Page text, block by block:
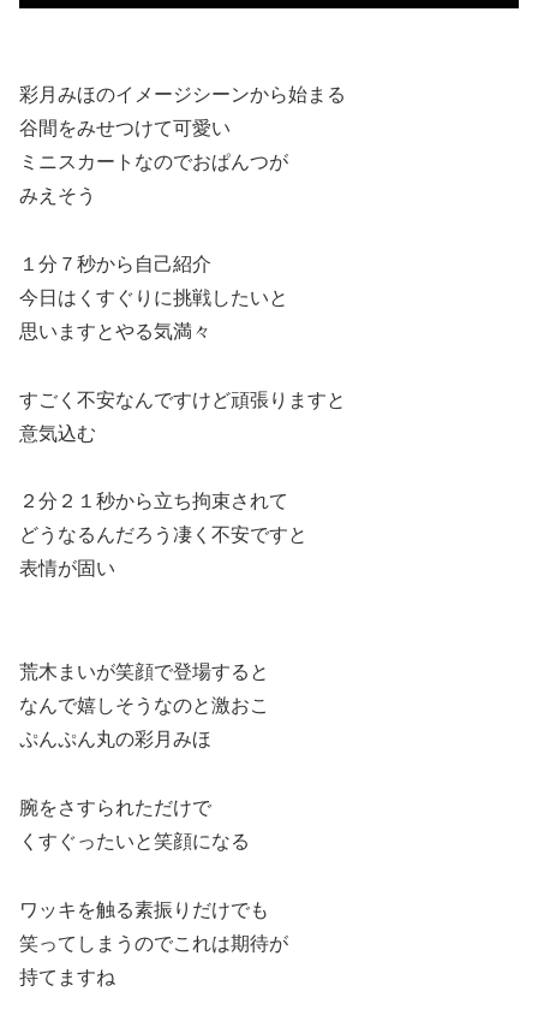
彩月みほのイメージシーンから始まる
谷間をみせつけて可愛い
ミニスカートなのでおぱんつが
みえそう
１分７秒から自己紹介
今日はくすぐりに挑戦したいと
思いますとやる気満々
すごく不安なんですけど頑張りますと
意気込む
２分２１秒から立ち拘束されて
どうなるんだろう凄く不安ですと
表情が固い
荒木まいが笑顔で登場すると
なんで嬉しそうなのと激おこ
ぷんぷん丸の彩月みほ
腕をさすられただけで
くすぐったいと笑顔になる
ワッキを触る素振りだけでも
笑ってしまうのでこれは期待が
持てますね